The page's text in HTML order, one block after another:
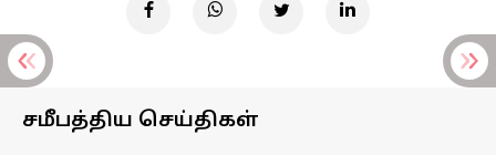
சமீபத்திய செய்திகள்